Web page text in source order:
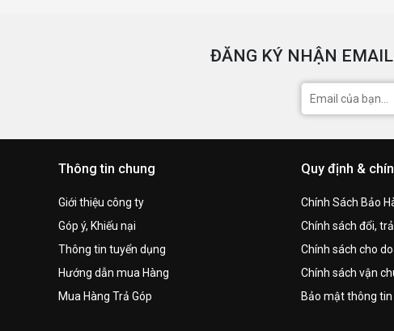
ĐĂNG KÝ NHẬN
Thông tin chung
Giới thiệu công ty
Góp ý, Khiếu nại
Thông tin tuyển dụng
Hướng dẫn mua Hàng
Mua Hàng Trả Góp
Quy định &
Chính Sách Bảo
Chính sách đổi,
Chính sách cho
Chính sách vận
Bảo mật thông